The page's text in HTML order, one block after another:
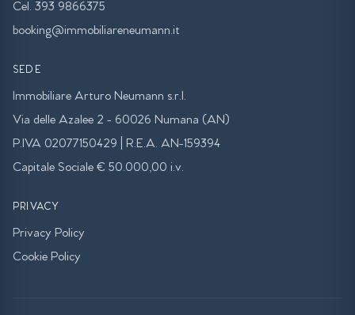
Cel. 393 9866375
booking@immobiliareneumann.it
SEDE
Immobiliare Arturo Neumann s.r.l.
Via delle Azalee 2 - 60026 Numana (AN)
P.IVA 02077150429 | R.E.A. AN-159394
Capitale Sociale € 50.000,00 i.v.
PRIVACY
Privacy Policy
Cookie Policy